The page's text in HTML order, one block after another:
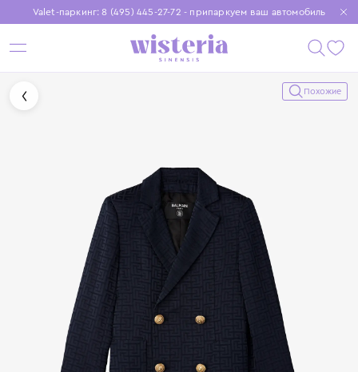
Valet-паркинг: 8 (495) 445-27-72 - припаркуем ваш автомобиль
Бесплатная доставка при заказе от 15 000 ₽
Установите приложение, чтобы покупки были еще удобнее
Похожие